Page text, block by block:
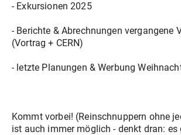
- Exkursionen 2025
- Berichte & Abrechnungen vergangene
(Vortrag + CERN)
- letzte Planungen & Werbung
Kommt vorbei! (Reinschnuppern ohne
ist auch immer möglich - denkt dran: es